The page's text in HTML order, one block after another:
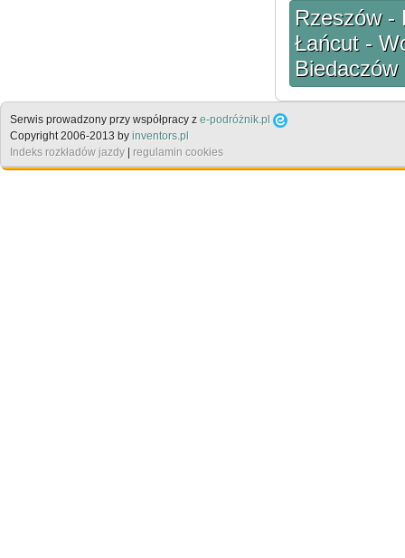
Rzeszów -
Łańcut -
Serwis prowadzony przy współpracy z e-podróżnik.pl
Copyright 2006-2013 by inventors.pl
Indeks rozkładów jazdy | regulamin cookies